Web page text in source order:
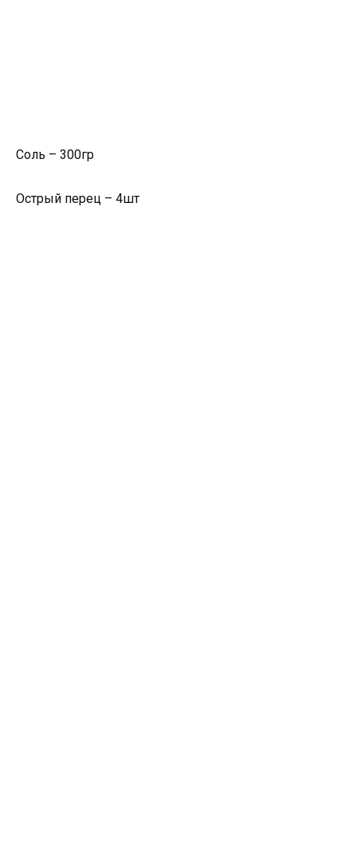
Соль – 300гр
Острый перец – 4шт